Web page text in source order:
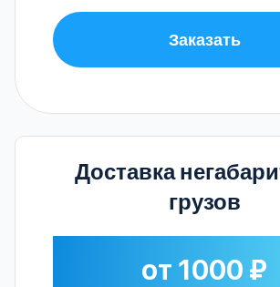
Заказать
Доставка
грузов
от 1000 ₽